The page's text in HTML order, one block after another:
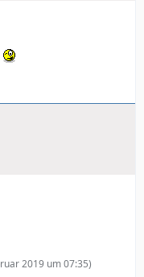
2019 um 07:35)